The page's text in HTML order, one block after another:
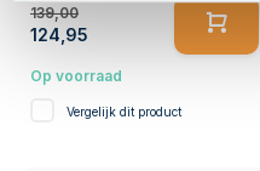
139,00
124,95
Op voorraad
Vergelijk dit product